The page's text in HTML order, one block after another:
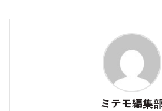
ミテモ編集